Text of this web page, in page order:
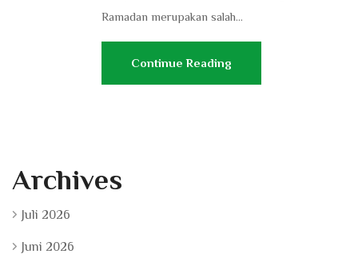
Ramadan merupakan salah...
Continue Reading
Archives
Juli 2026
Juni 2026